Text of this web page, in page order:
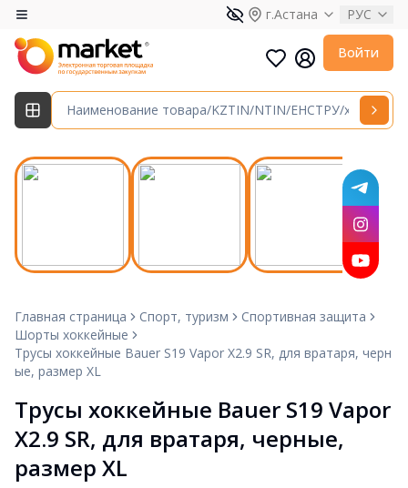
г.Астана РУС
Войти
Главная страница Спорт, туризм
Спортивная защита
Шорты хоккейные
Трусы хоккейные Bauer S19 Vapor X2.9 SR, для вратаря, черн
ые, размер XL
Трусы хоккейные Bauer S19 Vapor
X2.9 SR, для вратаря, черные,
размер XL